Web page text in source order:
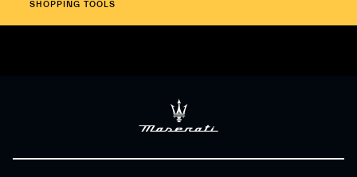
SHOPPING TOOLS